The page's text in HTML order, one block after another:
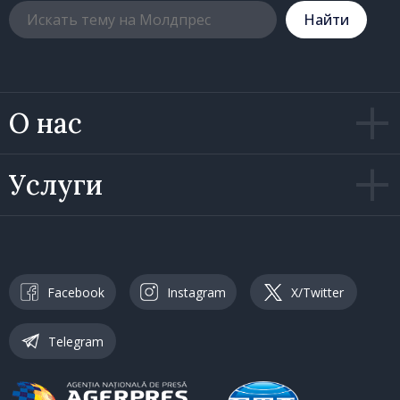
О нас
Услуги
Hайти
Facebook Instagram X/Twitter
Telegram